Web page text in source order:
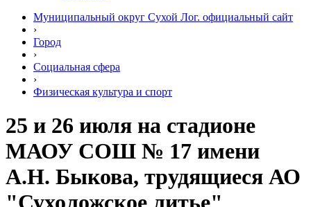
Муниципальный округ Сухой Лог. официальный сайт
›
Город
›
Социальная сфера
›
Физическая культура и спорт
25 и 26 июля на стадионе
МАОУ СОШ № 17 имени
А.Н. Быкова, трудящиеся АО